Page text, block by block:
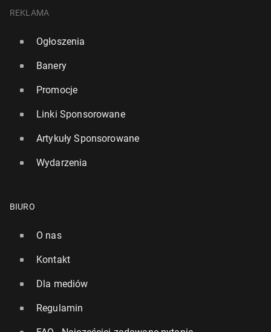
REKLAMA
Ogłoszenia
Banery
Promocje
Linki Sponsorowane
Artykuły Sponsorowane
Wydarzenia
BIURO
O nas
Kontakt
Dla mediów
Regulamin